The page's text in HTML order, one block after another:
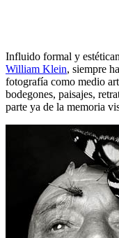
Influido formal y
William Klein, siempre
fotografía como medio
bodegones, paisajes,
parte ya de la memoria